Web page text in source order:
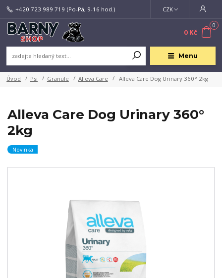
Menu
CZK
+420 723 989 719 (Po-Pá, 9-16 hod.)
0
0 Kč
Úvod Psi Granule Alleva Care Alleva Care Dog Urinary 360° 2kg
Alleva Care Dog Urinary 360°
2kg
Novinka